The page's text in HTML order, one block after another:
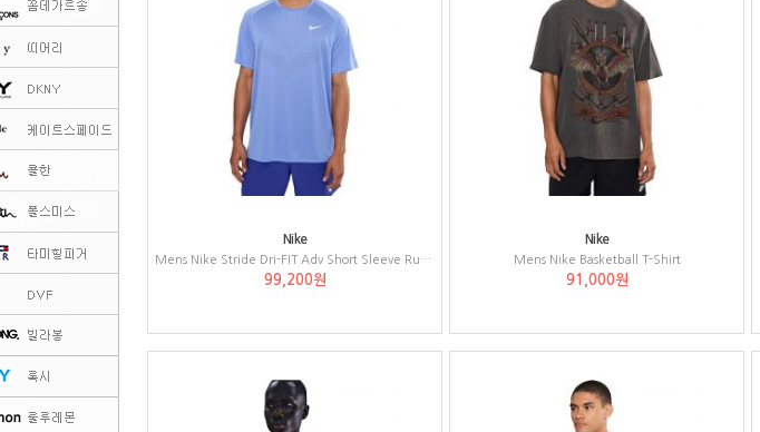
Nike
Mens Nike Stride Dri-FIT Adv Short Sleeve Running Top
99,200원
Nike
Mens Nike Basketball T-Shirt
91,000원